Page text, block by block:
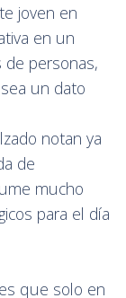
joven en
en un
personas,
un dato
notan ya
de
mucho
para el día
que solo en